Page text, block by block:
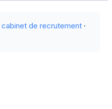
cabinet de recrutement ·